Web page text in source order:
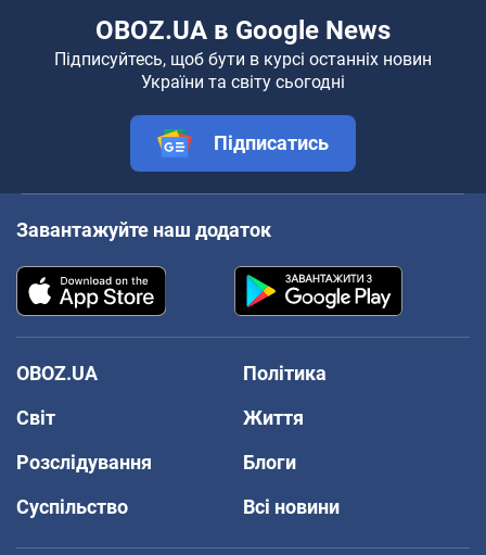
OBOZ.UA в Google News
Підписуйтесь, щоб бути в курсі останніх новин
України та світу сьогодні
Підписатись
Завантажуйте наш додаток
OBOZ.UA
Політика
Світ
Життя
Розслідування
Блоги
Суспільство
Всі новини